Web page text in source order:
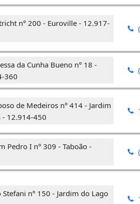
n° 200 - Euroville - 12.917-
da Cunha Bueno n° 18 -
360
de Medeiros n° 414 - Jardim
- 12.914-450
Pedro I n° 309 - Taboão -
n° 150 - Jardim do Lago